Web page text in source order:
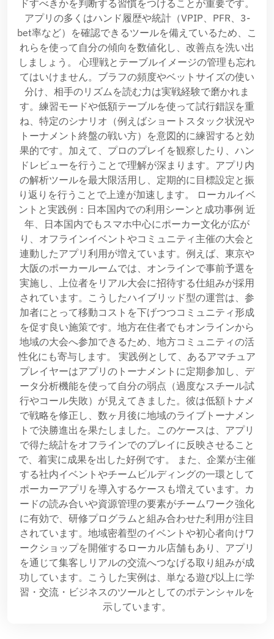
ドすべきかを判断する習慣をつけることが重要です。
アプリの多くはハンド履歴や統計（VPIP、PFR、3-
bet率など）を確認できるツールを備えているため、こ
れらを使って自分の傾向を数値化し、改善点を洗い出
しましょう。 心理戦とテーブルイメージの管理も忘れ
てはいけません。ブラフの頻度やベットサイズの使い
分け、相手のリズムを読む力は実戦経験で磨かれま
す。練習モードや低額テーブルを使って試行錯誤を重
ね、特定のシナリオ（例えばショートスタック状況や
トーナメント終盤の戦い方）を意図的に練習すると効
果的です。加えて、プロのプレイを観察したり、ハン
ドレビューを行うことで理解が深まります。アプリ内
の解析ツールを最大限活用し、定期的に目標設定と振
り返りを行うことで上達が加速します。 ローカルイベ
ントと実践例：日本国内での利用シーンと成功事例 近
年、日本国内でもスマホ中心にポーカー文化が広が
り、オフラインイベントやコミュニティ主催の大会と
連動したアプリ利用が増えています。例えば、東京や
大阪のポーカールームでは、オンラインで事前予選を
実施し、上位者をリアル大会に招待する仕組みが採用
されています。こうしたハイブリッド型の運営は、参
加者にとって移動コストを下げつつコミュニティ形成
を促す良い施策です。地方在住者でもオンラインから
地域の大会へ参加できるため、地方コミュニティの活
性化にも寄与します。 実践例として、あるアマチュア
プレイヤーはアプリのトーナメントに定期参加し、デ
ータ分析機能を使って自分の弱点（過度なスチール試
行やコール失敗）が見えてきました。彼は低額トナメ
で戦略を修正し、数ヶ月後に地域のライブトーナメン
トで決勝進出を果たしました。このケースは、アプリ
で得た統計をオフラインでのプレイに反映させること
で、着実に成果を出した好例です。 また、企業が主催
する社内イベントやチームビルディングの一環として
ポーカーアプリを導入するケースも増えています。カ
ードの読み合いや資源管理の要素がチームワーク強化
に有効で、研修プログラムと組み合わせた利用が注目
されています。地域密着型のイベントや初心者向けワ
ークショップを開催するローカル店舗もあり、アプリ
を通じて集客しリアルの交流へつなげる取り組みが成
功しています。こうした実例は、単なる遊び以上に学
習・交流・ビジネスのツールとしてのポテンシャルを
示しています。